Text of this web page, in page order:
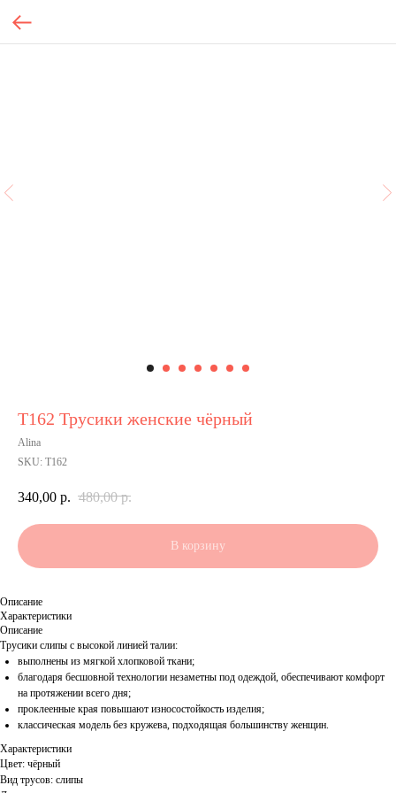
Т162 Трусики женские чёрный
Alina
SKU: Т162
340,00 р. 480,00 р.
В корзину
Описание
Характеристики
Описание
Трусики слипы с высокой линией талии:
выполнены из мягкой хлопковой ткани;
благодаря бесшовной технологии незаметны под одеждой, обеспечивают комфорт
на протяжении всего дня;
проклеенные края повышают износостойкость изделия;
классическая модель без кружева, подходящая большинству женщин.
Характеристики
Цвет: чёрный
Вид трусов: слипы